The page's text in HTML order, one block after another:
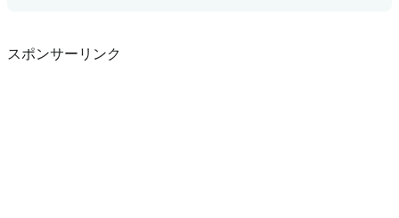
スポンサーリンク